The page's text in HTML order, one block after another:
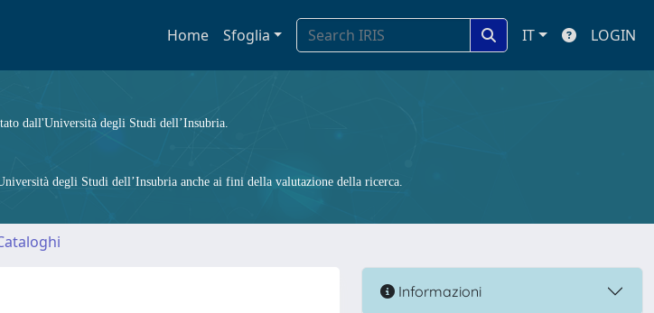
Home Sfoglia IT LOGIN
dall'Università degli Studi dell’Insubria.
degli Studi dell’Insubria anche ai fini della valutazione della ricerca.
Informazioni